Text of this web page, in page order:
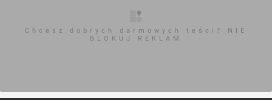
Chcesz dobrych darmowych teści? NIE
BLOKUJ REKLAM